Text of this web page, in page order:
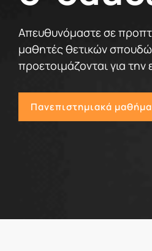
Απευθυνόμαστε σε
μαθητές θετικών
προετοιμάζονται για
Πανεπιστημιακά